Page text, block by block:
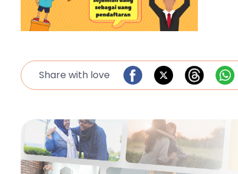
Share with love